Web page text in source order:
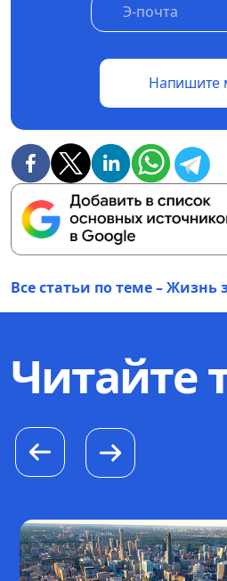
Напишите
Все статьи по теме – Жизнь
Читайте